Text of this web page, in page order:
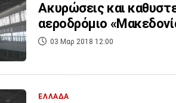
Ακυρώσεις και
αεροδρόμιο
03 Μαρ 2018 12:00
ΕΛΛΑΔΑ